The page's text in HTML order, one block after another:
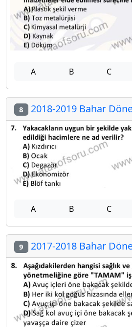
A B C
8 2018-2019 Bahar
A B C
9 2017-2018 Bahar